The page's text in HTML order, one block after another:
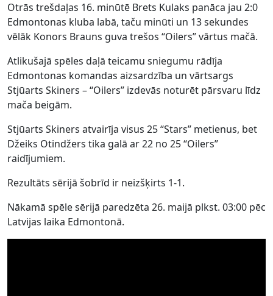
Otrās trešdaļas 16. minūtē Brets Kulaks panāca jau 2:0
Edmontonas kluba labā, taču minūti un 13 sekundes
vēlāk Konors Brauns guva trešos “Oilers” vārtus mačā.
Atlikušajā spēles daļā teicamu sniegumu rādīja
Edmontonas komandas aizsardzība un vārtsargs
Stjūarts Skiners – “Oilers” izdevās noturēt pārsvaru līdz
mača beigām.
Stjūarts Skiners atvairīja visus 25 “Stars” metienus, bet
Džeiks Otindžers tika galā ar 22 no 25 “Oilers”
raidījumiem.
Rezultāts sērijā šobrīd ir neizšķirts 1-1.
Nākamā spēle sērijā paredzēta 26. maijā plkst. 03:00 pēc
Latvijas laika Edmontonā.